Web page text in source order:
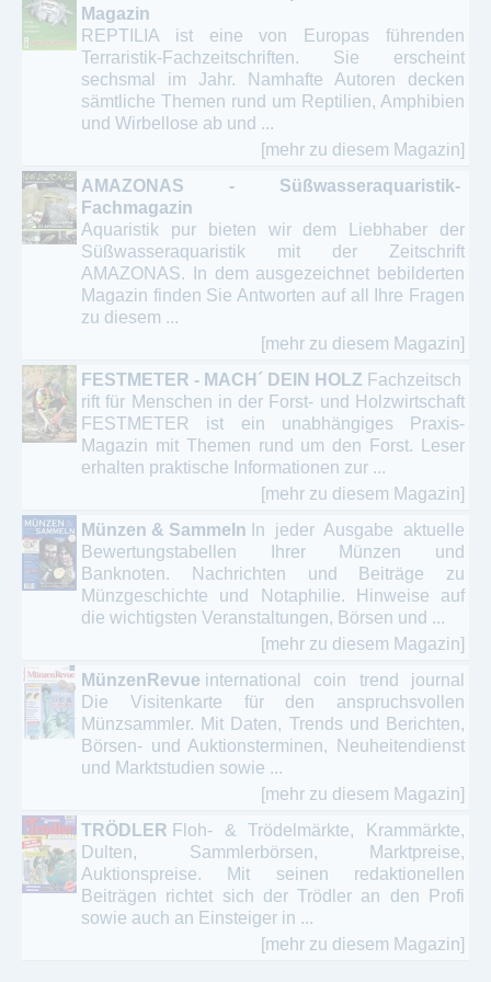
Magazin
REPTILIA ist eine von Europas führenden
Terraristik-Fachzeitschriften. Sie erscheint
sechsmal im Jahr. Namhafte Autoren decken
sämtliche Themen rund um Reptilien, Amphibien
und Wirbellose ab und ...
[mehr zu diesem Magazin]
AMAZONAS - Süßwasseraquaristik-
Fachmagazin
Aquaristik pur bieten wir dem Liebhaber der
Süßwasseraquaristik mit der Zeitschrift
AMAZONAS. In dem ausgezeichnet bebilderten
Magazin finden Sie Antworten auf all Ihre Fragen
zu diesem ...
[mehr zu diesem Magazin]
FESTMETER - MACH´ DEIN HOLZ Fachzeitsch
rift für Menschen in der Forst- und Holzwirtschaft
FESTMETER ist ein unabhängiges Praxis-
Magazin mit Themen rund um den Forst. Leser
erhalten praktische Informationen zur ...
[mehr zu diesem Magazin]
Münzen & Sammeln In jeder Ausgabe aktuelle
Bewertungstabellen Ihrer Münzen und
Banknoten. Nachrichten und Beiträge zu
Münzgeschichte und Notaphilie. Hinweise auf
die wichtigsten Veranstaltungen, Börsen und ...
[mehr zu diesem Magazin]
MünzenRevue international coin trend journal
Die Visitenkarte für den anspruchsvollen
Münzsammler. Mit Daten, Trends und Berichten,
Börsen- und Auktionsterminen, Neuheitendienst
und Marktstudien sowie ...
[mehr zu diesem Magazin]
TRÖDLER Floh- & Trödelmärkte, Krammärkte,
Dulten, Sammlerbörsen, Marktpreise,
Auktionspreise. Mit seinen redaktionellen
Beiträgen richtet sich der Trödler an den Profi
sowie auch an Einsteiger in ...
[mehr zu diesem Magazin]